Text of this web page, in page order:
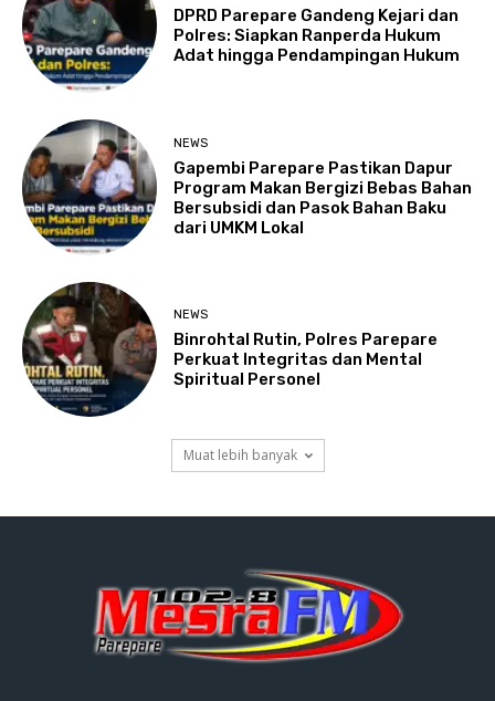
DPRD Parepare Gandeng Kejari dan
Polres: Siapkan Ranperda Hukum
Adat hingga Pendampingan Hukum
NEWS
Gapembi Parepare Pastikan Dapur
Program Makan Bergizi Bebas Bahan
Bersubsidi dan Pasok Bahan Baku
dari UMKM Lokal
NEWS
Binrohtal Rutin, Polres Parepare
Perkuat Integritas dan Mental
Spiritual Personel
Muat lebih banyak